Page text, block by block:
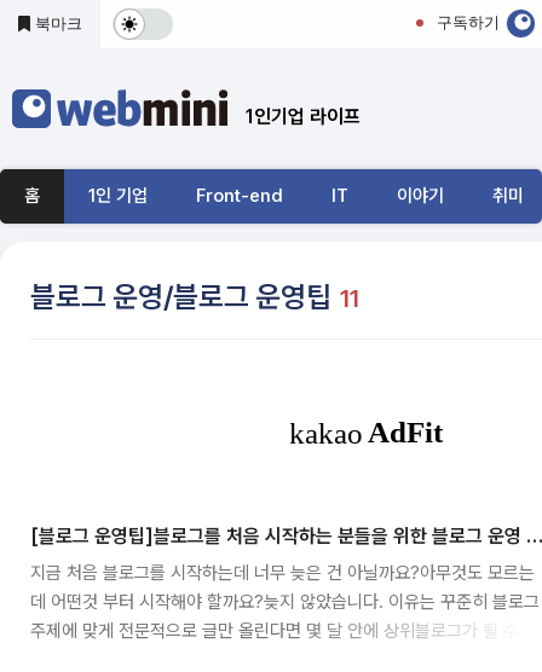
본문 바로가기
북마크 다
및
기
드
구독하기
1인기업 라이프
홈 1인 기업 Front-end IT 이야기 취미
블로그 운영/블로그 운영팁 11
[블로그 운영팁]블로그를 처음 시작하는 분들을 위한 블로그 운영 총정리
지금 처음 블로그를 시작하는데 너무 늦은 건 아닐까요?아무것도 모르는
데 어떤것 부터 시작해야 할까요?늦지 않았습니다. 이유는 꾸준히 블로그
주제에 맞게 전문적으로 글만 올린다면 몇 달 안에 상위블로그가 될 수 있